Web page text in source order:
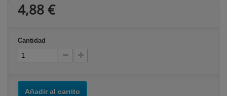
4,88 €
Cantidad
Añadir al carrito